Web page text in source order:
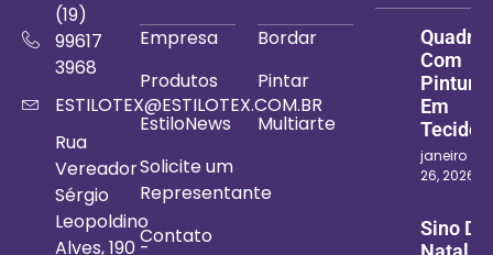
(19)
99617
3968
ESTILOTEX@ESTILOTEX.COM.BR
Rua
Vereador
Sérgio
Leopoldino
Alves, 190 -
Empresa
Produtos
EstiloNews
Solicite um
Representante
Contato
Bordar
Pintar
Multiarte
Quadro
Com
Pintura
Em
Tecido
janeiro
26, 2026
Sino De